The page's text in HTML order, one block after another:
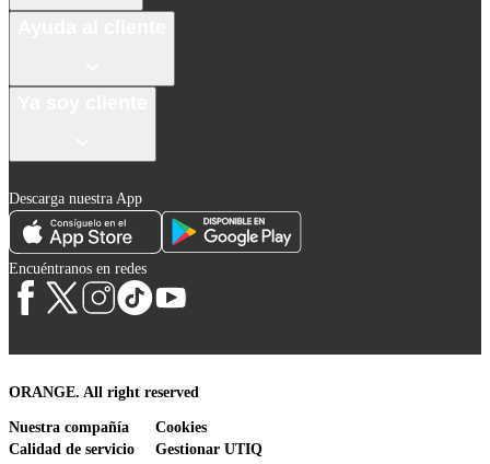
Descarga nuestra App
Encuéntranos en redes
ORANGE. All right reserved
Nuestra compañía
Calidad de servicio
Cookies
Gestionar UTIQ